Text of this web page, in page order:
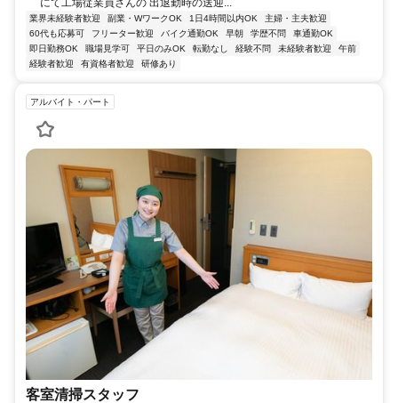
業界未経験者歓迎 副業・WワークOK 1日4時間以内OK
主婦・主夫歓迎
60代も応募可
フリーター歓迎 バイク通勤OK 早朝 学歴不問
車通勤OK
即日勤務OK
職場見学可 平日のみOK 転勤なし 経験不問 未経験者歓迎
午前
経験者歓迎
有資格者歓迎 研修あり
アルバイト・パート
客室清掃スタッフ